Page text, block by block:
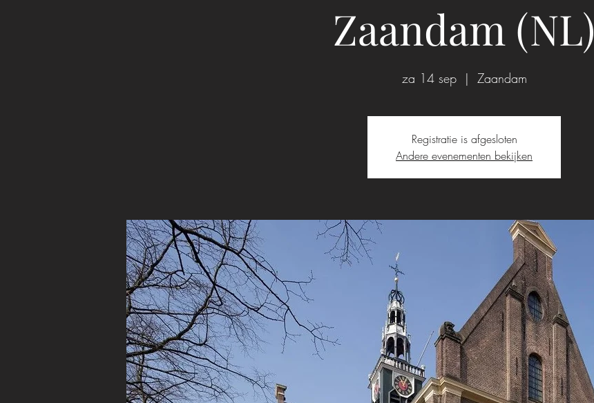
Zaandam (NL)
za 14 sep
  |
Zaandam
Registratie is afgesloten
Andere evenementen bekijken